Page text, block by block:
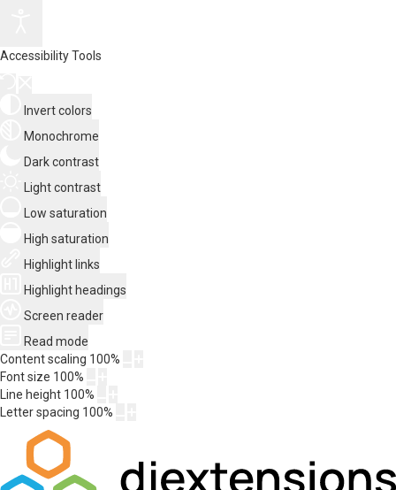
Accessibility Tools
Invert colors
Monochrome
Dark contrast
Light contrast
Low saturation
High saturation
Highlight links
Highlight headings
Screen reader
Read mode
Content scaling 100%
Font size 100%
Line height 100%
Letter spacing 100%